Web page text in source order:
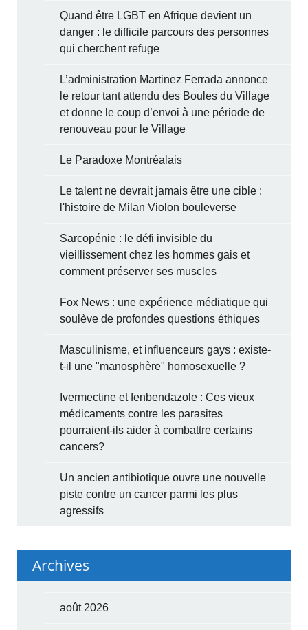
Quand être LGBT en Afrique devient un
danger : le difficile parcours des personnes
qui cherchent refuge
L’administration Martinez Ferrada annonce
le retour tant attendu des Boules du Village
et donne le coup d’envoi à une période de
renouveau pour le Village
Le Paradoxe Montréalais
Le talent ne devrait jamais être une cible :
l'histoire de Milan Violon bouleverse
Sarcopénie : le défi invisible du
vieillissement chez les hommes gais et
comment préserver ses muscles
Fox News : une expérience médiatique qui
soulève de profondes questions éthiques
Masculinisme, et influenceurs gays : existe-
t-il une "manosphère" homosexuelle ?
Ivermectine et fenbendazole : Ces vieux
médicaments contre les parasites
pourraient-ils aider à combattre certains
cancers?
Un ancien antibiotique ouvre une nouvelle
piste contre un cancer parmi les plus
agressifs
Archives
août 2026